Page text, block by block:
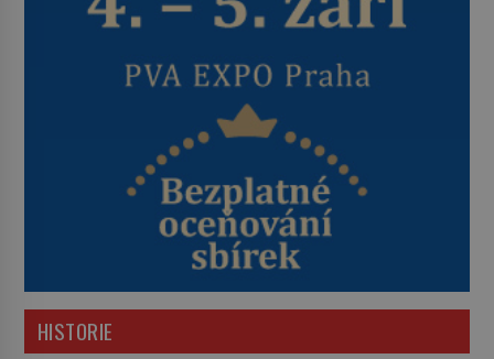
HISTORIE